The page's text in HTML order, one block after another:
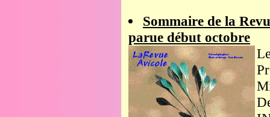
Sommaire de la
parue début octobre